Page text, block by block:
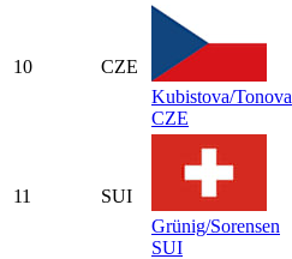
10
CZE
Kubistova/Tonova
CZE
11
SUI
Grünig/Sorensen
SUI